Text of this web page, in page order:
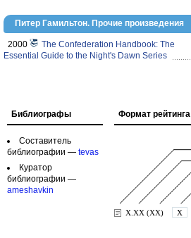
Питер Гамильтон. Прочие произведения
2000
The Confederation Handbook: The
Essential Guide to the Night's Dawn Series
Формат рейтинга
Библиографы
Составитель
библиографии — tevas
Куратор
библиографии —
ameshavkin